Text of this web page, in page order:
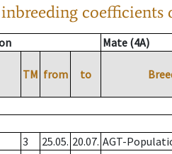
coefficients
Mate (4A)
TM from to
3 25.05. 20.07. AGT-